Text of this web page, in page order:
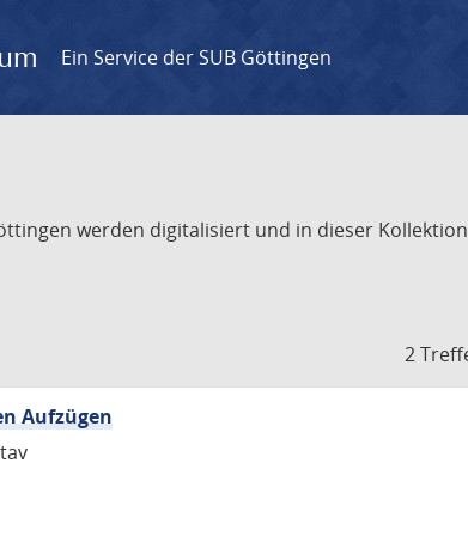
Ein Service der SUB Göttingen
werden digitalisiert und in dieser
2
Aufzügen